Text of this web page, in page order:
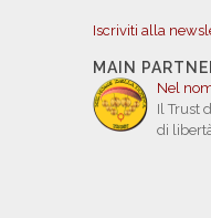
Iscriviti alla
MAIN
Nel
Il Trust
di